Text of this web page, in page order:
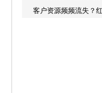
客户资源频频流失？